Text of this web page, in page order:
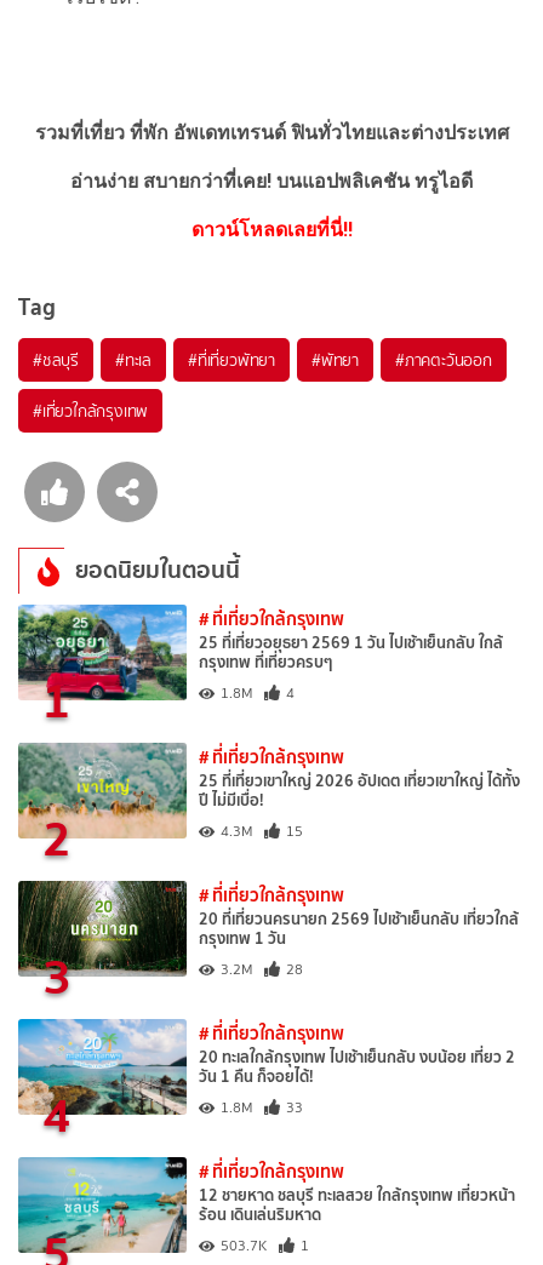
รวมที่เที่ยว ที่พัก อัพเดทเทรนด์ ฟินทั่วไทยและต่างประเทศ
อ่านง่าย สบายกว่าที่เคย! บนแอปพลิเคชัน ทรูไอดี
ดาวน์โหลดเลยที่นี่!!
Tag
#ชลบุรี #ทะเล #ที่เที่ยวพัทยา #พัทยา #ภาคตะวันออก
#เที่ยวใกล้กรุงเทพ
ยอดนิยมในตอนนี้
1
# ที่เที่ยวใกล้กรุงเทพ
25 ที่เที่ยวอยุธยา 2569 1 วัน ไปเช้าเย็นกลับ ใกล้
กรุงเทพ ที่เที่ยวครบๆ
1.8M 4
2
# ที่เที่ยวใกล้กรุงเทพ
25 ที่เที่ยวเขาใหญ่ 2026 อัปเดต เที่ยวเขาใหญ่ ได้ทั้ง
ปี ไม่มีเบื่อ!
4.3M 15
3
# ที่เที่ยวใกล้กรุงเทพ
20 ที่เที่ยวนครนายก 2569 ไปเช้าเย็นกลับ เที่ยวใกล้
กรุงเทพ 1 วัน
3.2M 28
4
# ที่เที่ยวใกล้กรุงเทพ
20 ทะเลใกล้กรุงเทพ ไปเช้าเย็นกลับ งบน้อย เที่ยว 2
วัน 1 คืน ก็จอยได้!
1.8M 33
# ที่เที่ยวใกล้กรุงเทพ
12 ชายหาด ชลบุรี ทะเลสวย ใกล้กรุงเทพ เที่ยวหน้า
ร้อน เดินเล่นริมหาด
503.7K 1